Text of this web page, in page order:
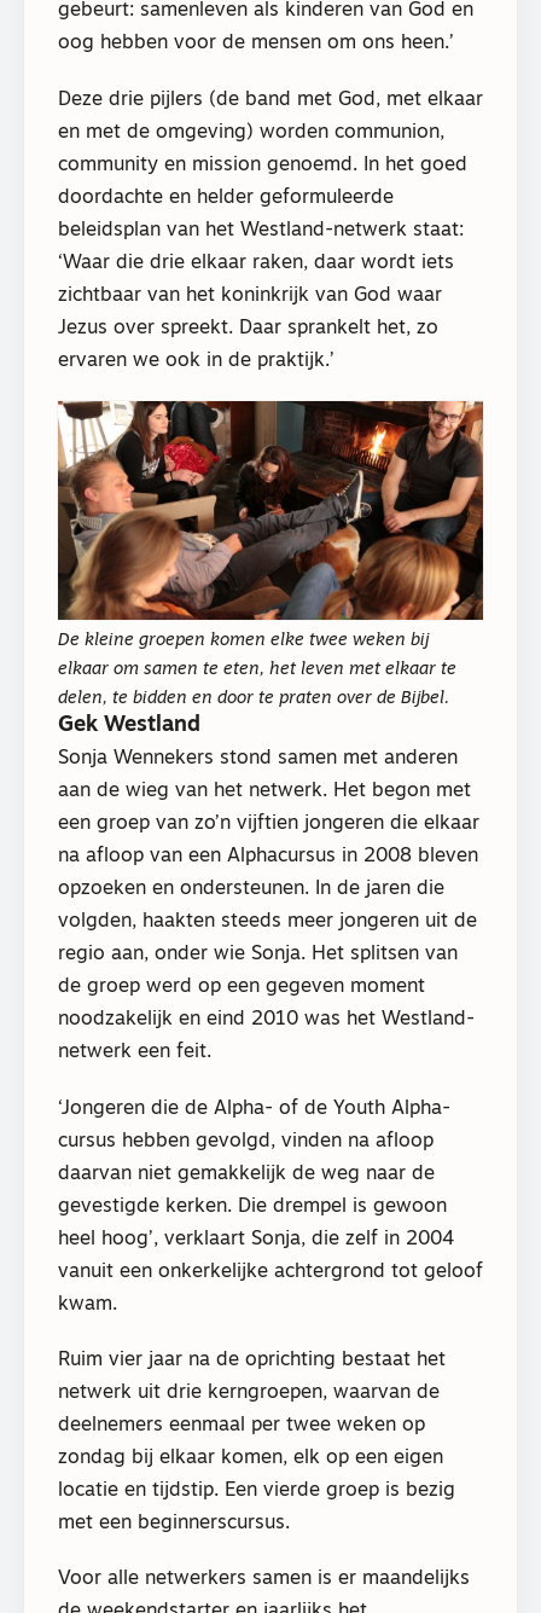
gebeurt: samenleven als kinderen van God en
oog hebben voor de mensen om ons heen.’
Deze drie pijlers (de band met God, met elkaar
en met de omgeving) worden communion,
community en mission genoemd. In het goed
doordachte en helder geformuleerde
beleidsplan van het Westland-netwerk staat:
‘Waar die drie elkaar raken, daar wordt iets
zichtbaar van het koninkrijk van God waar
Jezus over spreekt. Daar sprankelt het, zo
ervaren we ook in de praktijk.’
De kleine groepen komen elke twee weken bij
elkaar om samen te eten, het leven met elkaar te
delen, te bidden en door te praten over de Bijbel.
Gek Westland
Sonja Wennekers stond samen met anderen
aan de wieg van het netwerk. Het begon met
een groep van zo’n vijftien jongeren die elkaar
na afloop van een Alphacursus in 2008 bleven
opzoeken en ondersteunen. In de jaren die
volgden, haakten steeds meer jongeren uit de
regio aan, onder wie Sonja. Het splitsen van
de groep werd op een gegeven moment
noodzakelijk en eind 2010 was het Westland-
netwerk een feit.
‘Jongeren die de Alpha- of de Youth Alpha-
cursus hebben gevolgd, vinden na afloop
daarvan niet gemakkelijk de weg naar de
gevestigde kerken. Die drempel is gewoon
heel hoog’, verklaart Sonja, die zelf in 2004
vanuit een onkerkelijke achtergrond tot geloof
kwam.
Ruim vier jaar na de oprichting bestaat het
netwerk uit drie kerngroepen, waarvan de
deelnemers eenmaal per twee weken op
zondag bij elkaar komen, elk op een eigen
locatie en tijdstip. Een vierde groep is bezig
met een beginnerscursus.
Voor alle netwerkers samen is er maandelijks